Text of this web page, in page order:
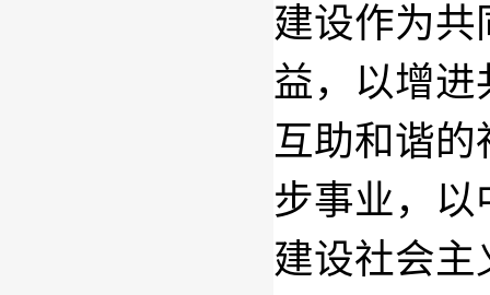
建设作为
益，以增
互助和谐
步事业，
建设社会